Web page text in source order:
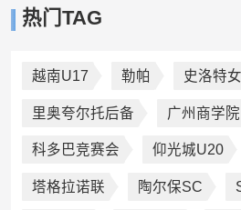
热门TAG
越南U17 勒帕 史洛特
里奥夸尔托后备 广州商学院
科多巴竞赛会 仰光城U20
塔格拉诺联 陶尔保SC